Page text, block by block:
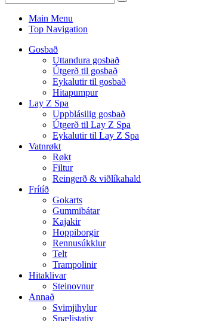
Main Menu
Top Navigation
Gosbað
Uttandura gosbað
Útgerð til gosbað
Eykalutir til gosbað
Hitapumpur
Lay Z Spa
Uppblásilig gosbað
Útgerð til Lay Z Spa
Eykalutir til Lay Z Spa
Vatnrøkt
Røkt
Filtur
Reingerð & viðlíkahald
Frítíð
Gokarts
Gummibátar
Kajakir
Hoppiborgir
Rennusúkklur
Telt
Trampolinir
Hitaklivar
Steinovnur
Annað
Svimjihylur
Spælistativ